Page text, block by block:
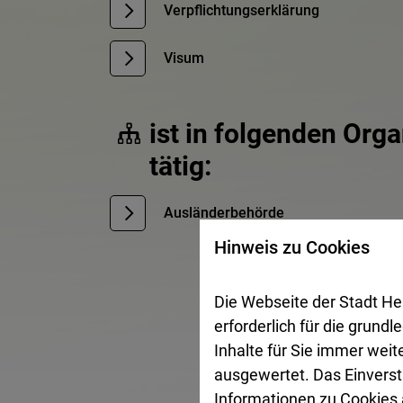
Verpflichtungserklärung
Visum
ist in folgenden
tätig:
Ausländerbehörde
Hinweis zu Cookies
Die Webseite der Stadt
erforderlich für die
Inhalte für Sie immer
ausgewertet. Das
Informationen zu